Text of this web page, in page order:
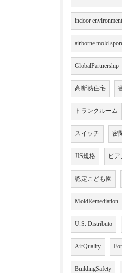
indoor environment
airborne mold
GlobalPartnership
高断熱住宅
トランクルーム
スイッチ 密
JIS規格 ピ
認定こども園
MoldRemediation
U.S. Distributo
AirQuality
BuildingSafety